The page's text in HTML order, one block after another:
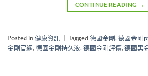
CONTINUE READING →
Posted in健康資訊 Tagged德國金剛, 德國金剛
金剛官網, 德國金剛持久液, 德國金剛評價, 德國黑